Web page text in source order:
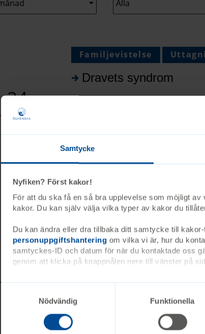
Samtycke
Nyfiken? Först kakor!
För att du ska få en så bra upplevelse som möjligt
kakor. Du kan själv välja vilka typer av kakor du
Du kan ändra eller dra tillbaka ditt samtycke till
personuppgiftshantering om vilka vi är, hur du
samtyckes-ID och datum för när du kontaktade oss
genom att klicka på knappnålen nere till vänster på
Nödvändig Funktionella
24
augusti
2026
Familjevistelse
Dravets syndrom
28 augusti 2026
25
augusti
Kurs Diagnosspecifik
Dravets syndrom